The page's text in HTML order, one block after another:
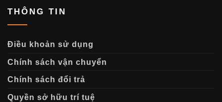
THÔNG TIN
Điều khoản sử dụng
Chính sách vận chuyển
Chính sách đổi trả
Quyền sở hữu trí tuệ